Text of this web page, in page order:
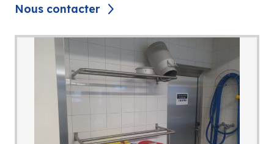
Nous contacter